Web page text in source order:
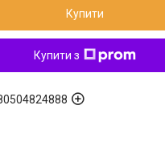
Купити
Купити з